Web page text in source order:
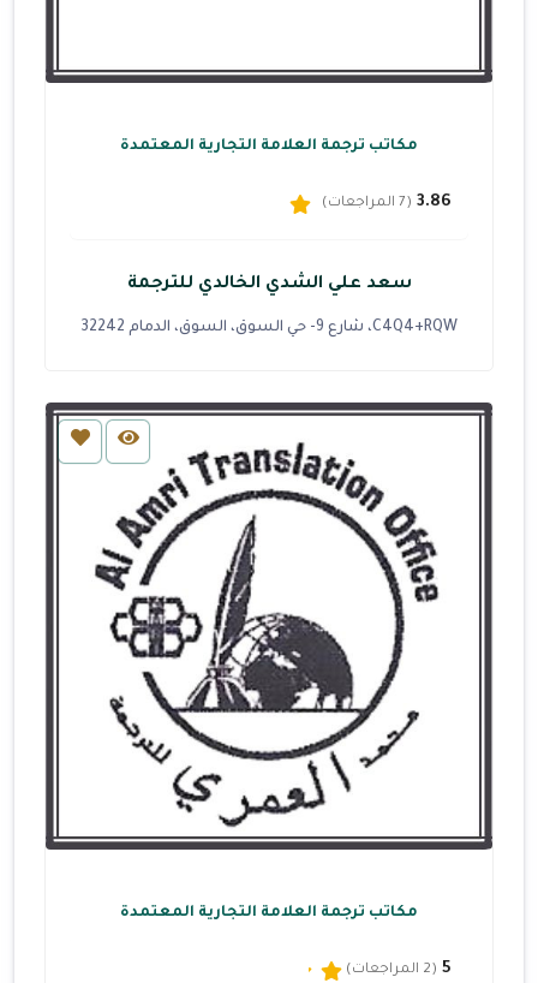
مكاتب ترجمة العلامة التجارية المعتمدة
3.86 (7 المراجعات)
سعد علي الشدي الخالدي للترجمة
C4Q4+RQW، شارع 9- حي السوق، السوق، الدمام 32242
مكاتب ترجمة العلامة التجارية المعتمدة
5 (2 المراجعات)